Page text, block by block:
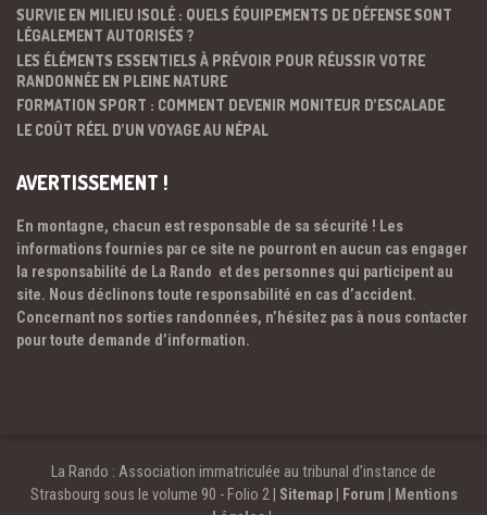
SURVIE EN MILIEU ISOLÉ : QUELS ÉQUIPEMENTS DE DÉFENSE SONT
LÉGALEMENT AUTORISÉS ?
LES ÉLÉMENTS ESSENTIELS À PRÉVOIR POUR RÉUSSIR VOTRE
RANDONNÉE EN PLEINE NATURE
FORMATION SPORT : COMMENT DEVENIR MONITEUR D’ESCALADE
LE COÛT RÉEL D’UN VOYAGE AU NÉPAL
AVERTISSEMENT !
En montagne, chacun est responsable de sa sécurité ! Les
informations fournies par ce site ne pourront en aucun cas engager
la responsabilité de La Rando et des personnes qui participent au
site. Nous déclinons toute responsabilité en cas d’accident.
Concernant nos sorties randonnées, n’hésitez pas à nous contacter
pour toute demande d’information.
La Rando : Association immatriculée au tribunal d’instance de
Strasbourg sous le volume 90 - Folio 2 | Sitemap| Forum
Mentions